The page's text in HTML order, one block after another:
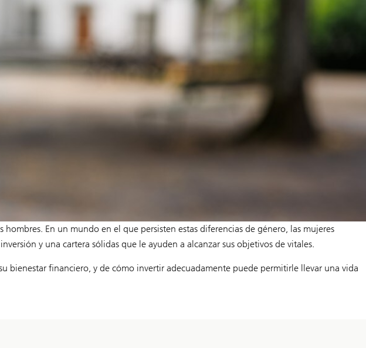
En un mundo en el que persisten estas diferencias de género, las mujeres
y una cartera sólidas que le ayuden a alcanzar sus objetivos de vitales.
bienestar financiero, y de cómo invertir adecuadamente puede permitirle llevar una vida